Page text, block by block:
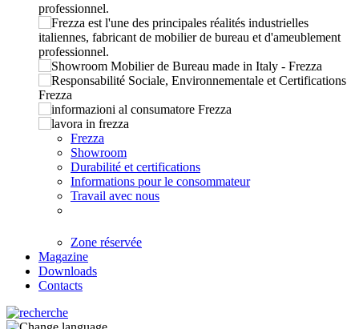
Frezza
Showroom
Durabilité et certifications
Informations pour le consommateur
Travail avec nous
Zone réservée
Magazine
Downloads
Contacts